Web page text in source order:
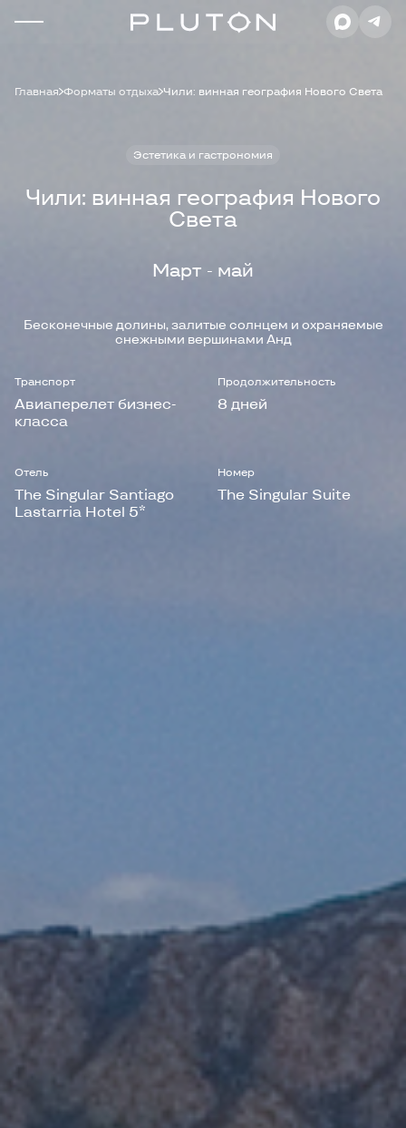
Главная Форматы отдыха Чили: винная география Нового Света
Эстетика и гастрономия
Чили: винная география Нового
Света
Март - май
Бесконечные долины, залитые солнцем и охраняемые
снежными вершинами Анд
Транспорт
Авиаперелет бизнес-
класса
Продолжительность
8 дней
Отель
The Singular Santiago
Lastarria Hotel 5*
Номер
The Singular Suite